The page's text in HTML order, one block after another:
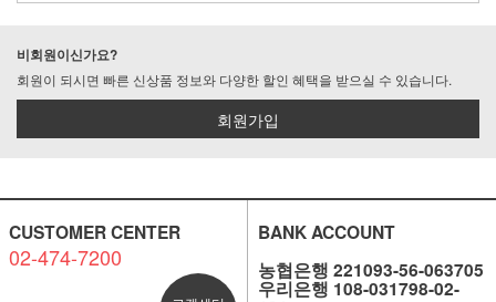
비회원이신가요?
회원이 되시면 빠른 신상품 정보와 다양한 할인 혜택을 받으실 수 있습니다.
회원가입
CUSTOMER CENTER
02-474-7200
BANK ACCOUNT
농협은행 221093-56-063705
우리은행 108-031798-02-